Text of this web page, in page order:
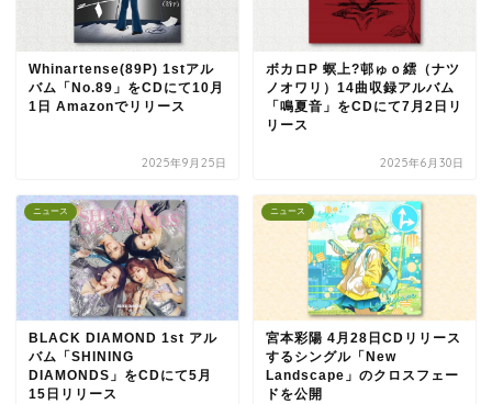
Whinartense(89P) 1stアル
バム「No.89」をCDにて10月
1日 Amazonでリリース
2025年9月25日
ボカロP 螟上?邨ゅｏ繧（ナツ
ノオワリ）14曲収録アルバム
「鳴夏音」をCDにて7月2日リ
リース
2025年6月30日
ニュース
BLACK DIAMOND 1st アル
バム「SHINING
DIAMONDS」をCDにて5月
15日リリース
ニュース
宮本彩陽 4月28日CDリリース
するシングル「New
Landscape」のクロスフェー
ドを公開